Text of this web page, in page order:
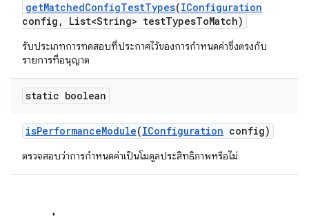
getMatchedConfigTestTypes(IConfiguration
config , List<String> testTypesToMatch)
รับประเภทการทดสอบที่ประกาศไว้ของการกำหนดค่าซึ่งตรงกับ
รายการที่อนุญาต
static boolean
isPerformanceModule(IConfiguration config)
ตรวจสอบว่าการกำหนดค่าเป็นโมดูลประสิทธิภาพหรือไม่